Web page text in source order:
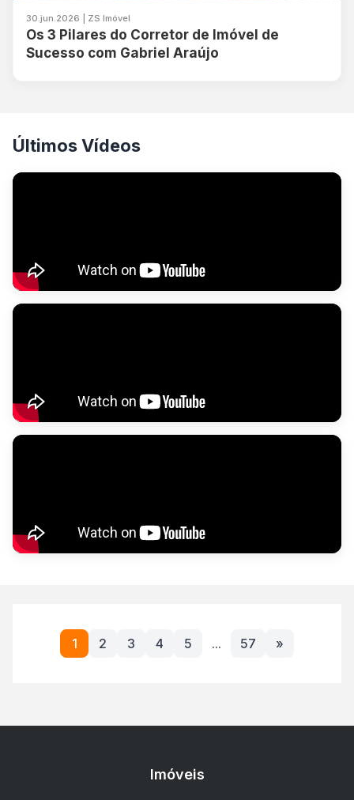
30.jun.2026 | ZS Imóvel
Os 3 Pilares do Corretor de Imóvel de
Sucesso com Gabriel Araújo
Últimos Vídeos
1 2 3 4 5 ... 57 »
Imóveis